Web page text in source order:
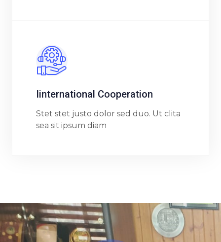
Iinternational Cooperation
Stet stet justo dolor sed duo. Ut clita
sea sit ipsum diam